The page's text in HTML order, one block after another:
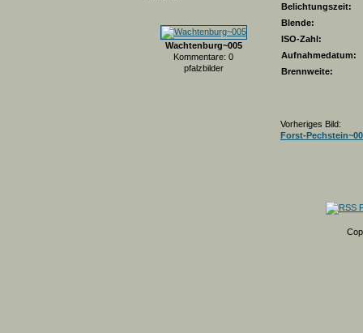
Wachtenburg~005
Kommentare: 0
pfalzbilder
Belichtungszeit:
Blende:
ISO-Zahl:
Aufnahmedatum:
Brennweite:
Vorheriges Bild:
Forst-